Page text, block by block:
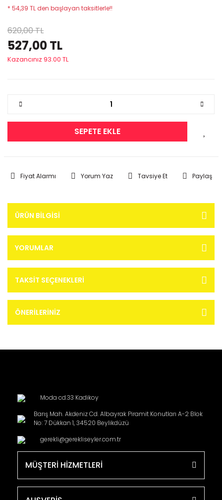
* 54,39 TL den başlayan taksitlerle!!
620,00 TL
527,00 TL
Kazancınız 93.00 TL
SEPETE EKLE
Fiyat Alarmı Yorum Yaz Tavsiye Et Paylaş
ÜRÜN BILGISI
YORUMLAR
TAKSIT SEÇENEKLERI
ÖNERILERINIZ
Moda cd.33 Kadikoy
Barış Mah. Akdeniz Cd. Albayrak Piramit Konutları A-2 Blok
No: 7 Dükkan 1, 34520 Beylikdüzü
gerekli@gerekliseyler.com.tr
MÜŞTERİ HİZMETLERİ